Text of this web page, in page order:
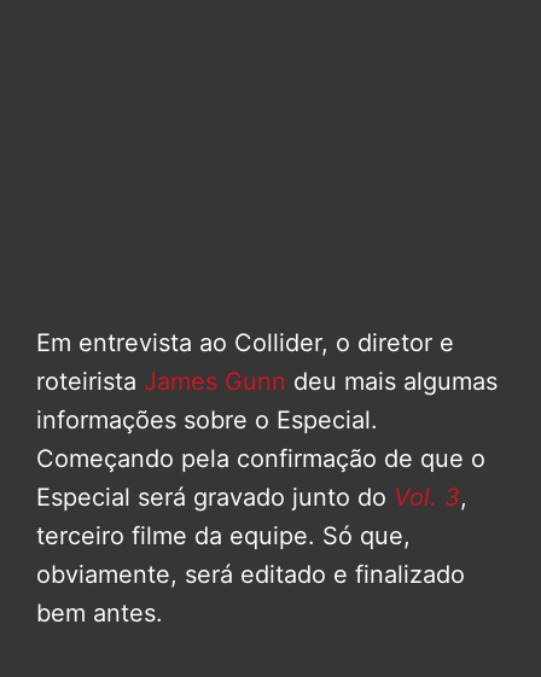
Em entrevista ao Collider, o diretor e
roteirista James Gunn deu mais algumas
informações sobre o Especial.
Começando pela confirmação de que o
Especial será gravado junto do Vol. 3,
terceiro filme da equipe. Só que,
obviamente, será editado e finalizado
bem antes.